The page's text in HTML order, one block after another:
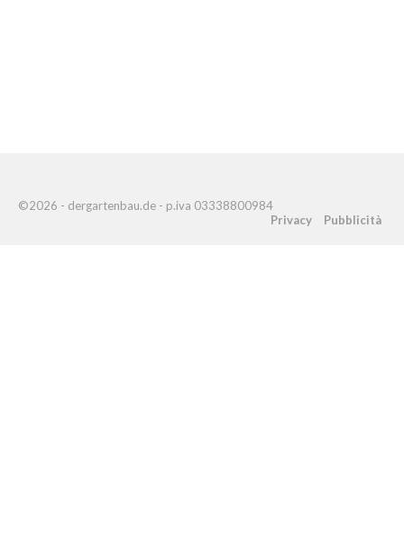
©2026 - dergartenbau.de - p.iva 03338800984
Privacy
Pubblicità